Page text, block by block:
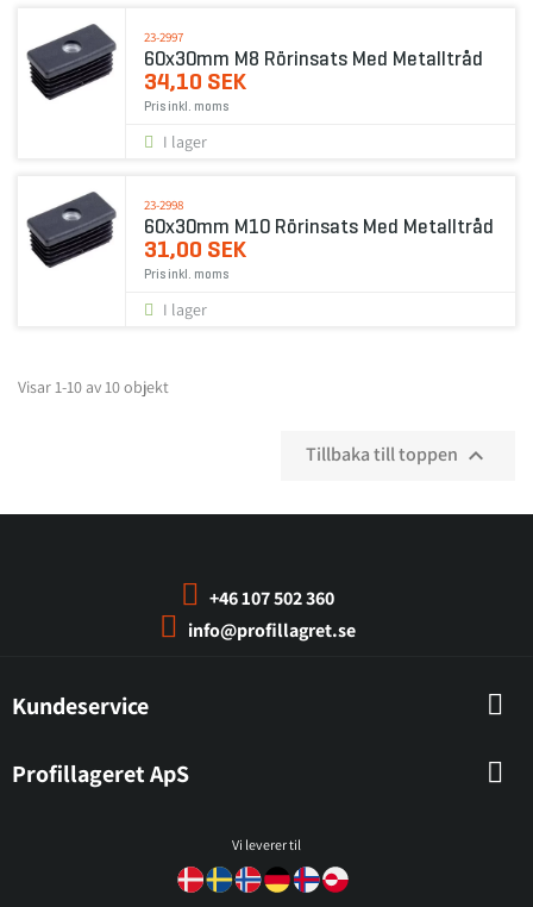
23-2997
60x30mm M8 Rörinsats Med Metalltråd
34,10 SEK
Pris inkl. moms
I lager
23-2998
60x30mm M10 Rörinsats Med Metalltråd
31,00 SEK
Pris inkl. moms
I lager
Visar 1-10 av 10 objekt
Tillbaka till toppen 
+46 107 502 360
info@profillagret.se
Kundeservice
Profillageret ApS
Vi leverer til